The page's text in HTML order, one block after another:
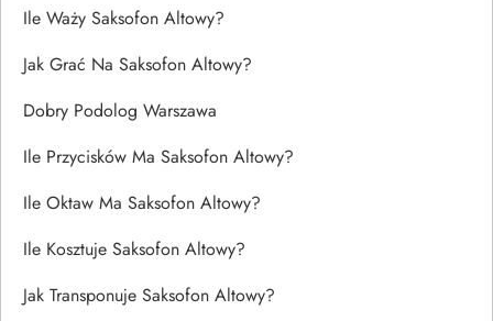
Ile Waży Saksofon Altowy?
Jak Grać Na Saksofon Altowy?
Dobry Podolog Warszawa
Ile Przycisków Ma Saksofon Altowy?
Ile Oktaw Ma Saksofon Altowy?
Ile Kosztuje Saksofon Altowy?
Jak Transponuje Saksofon Altowy?